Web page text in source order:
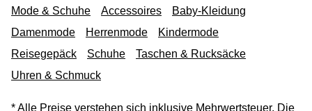
Mode & Schuhe Accessoires
Baby-Kleidung
Damenmode
Herrenmode
Kindermode
Reisegepäck
Schuhe
Taschen & Rucksäcke
Uhren & Schmuck
* Alle Preise verstehen sich inklusive Mehrwertsteuer. Die